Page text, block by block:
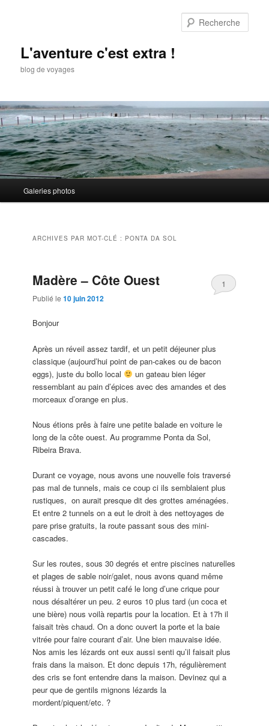
L'aventure c'est extra !
blog de voyages
principal
Galeries photos
ARCHIVES PAR MOT-CLÉ : PONTA DA SOL
Madère – Côte Ouest
Publié le10 juin 2012
1
Bonjour
Après un réveil assez tardif, et un petit déjeuner plus
classique (aujourd’hui point de pan-cakes ou de bacon
eggs), juste du bollo local
un gateau bien léger
ressemblant au pain d’épices avec des amandes et des
morceaux d’orange en plus.
Nous étions prês à faire une petite balade en voiture le
long de la côte ouest. Au programme Ponta da Sol,
Ribeira Brava.
Durant ce voyage, nous avons une nouvelle fois traversé
pas mal de tunnels, mais ce coup ci ils semblaient plus
rustiques, on aurait presque dit des grottes aménagées.
Et entre 2 tunnels on a eut le droit à des nettoyages de
pare prise gratuits, la route passant sous des mini-
cascades.
Sur les routes, sous 30 degrés et entre piscines naturelles
et plages de sable noir/galet, nous avons quand même
réussi à trouver un petit café le long d’une crique pour
nous désaltérer un peu. 2 euros 10 plus tard (un coca et
une bière) nous voilà repartis pour la location. Et à 17h il
faisait très chaud. On a donc ouvert la porte et la baie
vitrée pour faire courant d’air. Une bien mauvaise idée.
Nos amis les lézards ont eux aussi senti qu’il faisait plus
frais dans la maison. Et donc depuis 17h, régulièrement
des cris se font entendre dans la maison. Devinez qui a
peur que de gentils mignons lézards la
mordent/piquent/etc. ?